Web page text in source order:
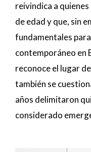
reivindica a
de edad y que, sin
fundamentales
contemporáneo en
reconoce el lugar
también se
años delimitaron
considerado